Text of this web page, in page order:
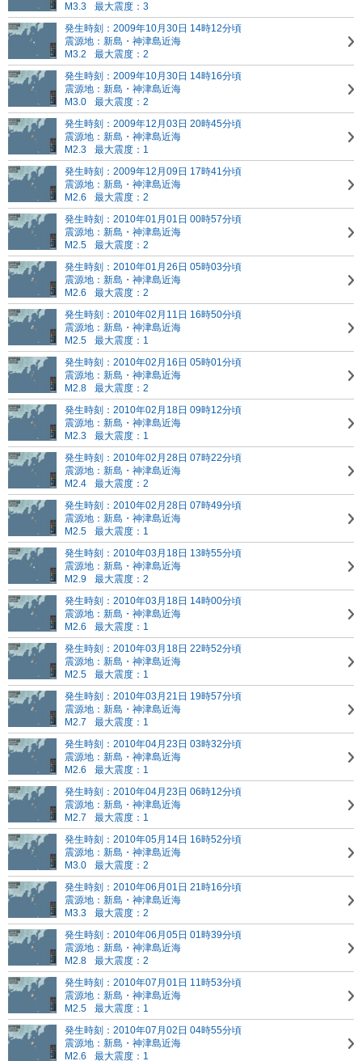
M3.3
最大震度：3
発生時刻：2009年10月30日 14時12分頃
震源地：新島・神津島近海
M3.2
最大震度：2
発生時刻：2009年10月30日 14時16分頃
震源地：新島・神津島近海
M3.0
最大震度：2
発生時刻：2009年12月03日 20時45分頃
震源地：新島・神津島近海
M2.3
最大震度：1
発生時刻：2009年12月09日 17時41分頃
震源地：新島・神津島近海
M2.6
最大震度：2
発生時刻：2010年01月01日 00時57分頃
震源地：新島・神津島近海
M2.5
最大震度：2
発生時刻：2010年01月26日 05時03分頃
震源地：新島・神津島近海
M2.6
最大震度：2
発生時刻：2010年02月11日 16時50分頃
震源地：新島・神津島近海
M2.5
最大震度：1
発生時刻：2010年02月16日 05時01分頃
震源地：新島・神津島近海
M2.8
最大震度：2
発生時刻：2010年02月18日 09時12分頃
震源地：新島・神津島近海
M2.3
最大震度：1
発生時刻：2010年02月28日 07時22分頃
震源地：新島・神津島近海
M2.4
最大震度：2
発生時刻：2010年02月28日 07時49分頃
震源地：新島・神津島近海
M2.5
最大震度：1
発生時刻：2010年03月18日 13時55分頃
震源地：新島・神津島近海
M2.9
最大震度：2
発生時刻：2010年03月18日 14時00分頃
震源地：新島・神津島近海
M2.6
最大震度：1
発生時刻：2010年03月18日 22時52分頃
震源地：新島・神津島近海
M2.5
最大震度：1
発生時刻：2010年03月21日 19時57分頃
震源地：新島・神津島近海
M2.7
最大震度：1
発生時刻：2010年04月23日 03時32分頃
震源地：新島・神津島近海
M2.6
最大震度：1
発生時刻：2010年04月23日 06時12分頃
震源地：新島・神津島近海
M2.7
最大震度：1
発生時刻：2010年05月14日 16時52分頃
震源地：新島・神津島近海
M3.0
最大震度：2
発生時刻：2010年06月01日 21時16分頃
震源地：新島・神津島近海
M3.3
最大震度：2
発生時刻：2010年06月05日 01時39分頃
震源地：新島・神津島近海
M2.8
最大震度：2
発生時刻：2010年07月01日 11時53分頃
震源地：新島・神津島近海
M2.5
最大震度：1
発生時刻：2010年07月02日 04時55分頃
震源地：新島・神津島近海
M2.6
最大震度：1